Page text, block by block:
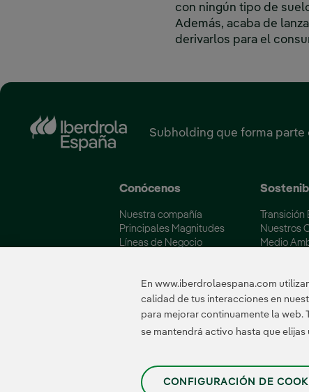
con ningún tipo de
Además, acaba de
derivarlos para el
Subholding que forma parte
Conócenos
Nuestra compañía
Principales Magnitudes
Líneas de Negocio
Nuestros
Medio
En www.iberdrolaespana.com
calidad de tus interacciones en
para mejorar continuamente la
se mantendrá activo hasta que
CONFIGURACIÓN DE